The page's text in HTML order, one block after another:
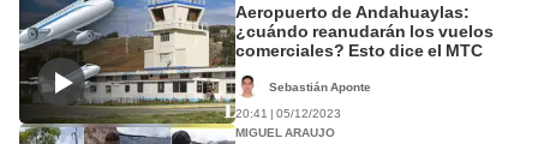
Aeropuerto de Andahuaylas:
¿cuándo reanudarán los vuelos
comerciales? Esto dice el MTC
Sebastián Aponte
20:41 | 05/12/2023
MIGUEL ARAUJO